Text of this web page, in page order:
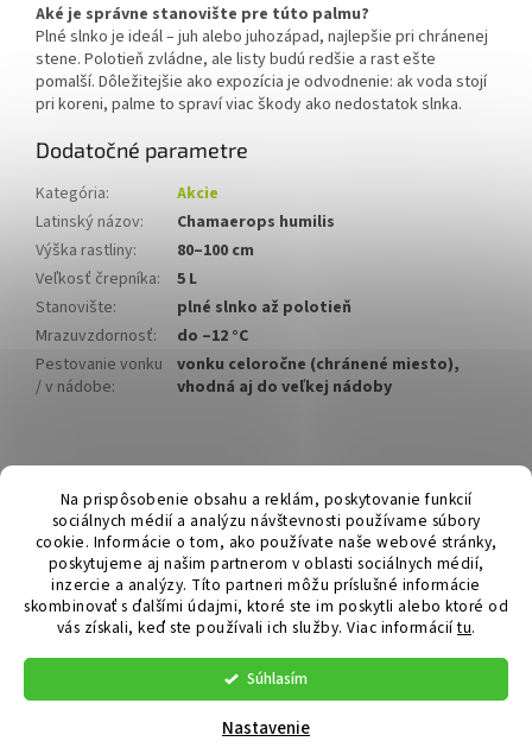
Na prispôsobenie obsahu a reklám, poskytovanie funkcií
sociálnych médií a analýzu návštevnosti používame súbory
cookie. Informácie o tom, ako používate naše webové stránky,
poskytujeme aj našim partnerom v oblasti sociálnych médií,
inzercie a analýzy. Títo partneri môžu príslušné informácie
skombinovať s ďalšími údajmi, ktoré ste im poskytli alebo ktoré od
vás získali, keď ste používali ich služby. Viac informáciítu.
Súhlasím
Nastavenie
Aké je správne stanovište pre túto palmu?
Plné slnko je ideál – juh alebo juhozápad, najlepšie pri chránenej
stene. Polotieň zvládne, ale listy budú redšie a rast ešte
pomalší. Dôležitejšie ako expozícia je odvodnenie: ak voda stojí
pri koreni, palme to spraví viac škody ako nedostatok slnka.
Dodatočné parametre
Kategória:
Akcie
Latinský názov:
Chamaerops humilis
Výška rastliny:
80–100 cm
Veľkosť črepníka:
5 L
Stanovište:
plné slnko až polotieň
Mrazuvzdornosť:
do –12 °C
Pestovanie vonku
/ v nádobe:
vonku celoročne (chránené miesto),
vhodná aj do veľkej nádoby
á
Hurmikaki.com
Vytvoril Shoptet